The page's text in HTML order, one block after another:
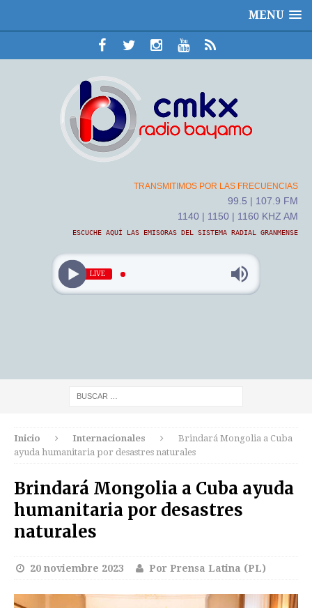
MENU
TRANSMITIMOS POR LAS FRECUENCIAS
99.5 | 107.9 FM
1140 | 1150 | 1160 KHZ AM
ESCUCHE AQUÍ LAS EMISORAS DEL SISTEMA RADIAL GRANMENSE
LIVE
Inicio Internacionales
Brindará Mongolia a Cuba
ayuda humanitaria por desastres naturales
Brindará Mongolia a Cuba ayuda
humanitaria por desastres
naturales
20 noviembre 2023 Por Prensa Latina (PL)